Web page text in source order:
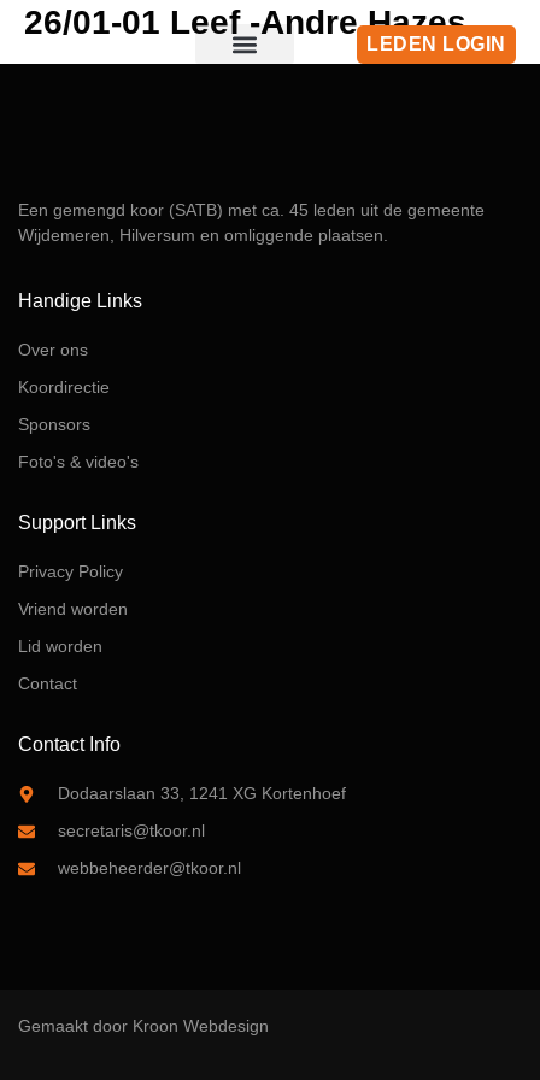
LEDEN LOGIN
26/01-01 Leef -Andre Hazes
Een gemengd koor (SATB) met ca. 45 leden uit de gemeente
Wijdemeren, Hilversum en omliggende plaatsen.
Handige Links
Over ons
Koordirectie
Sponsors
Foto's & video's
Support Links
Privacy Policy
Vriend worden
Lid worden
Contact
Contact Info
Dodaarslaan 33, 1241 XG Kortenhoef
secretaris@tkoor.nl
webbeheerder@tkoor.nl
Gemaakt door Kroon Webdesign